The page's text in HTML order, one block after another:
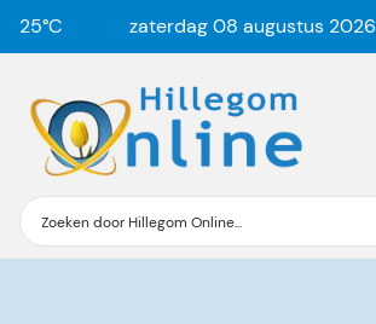
25°C zaterdag 08 augustus 2026